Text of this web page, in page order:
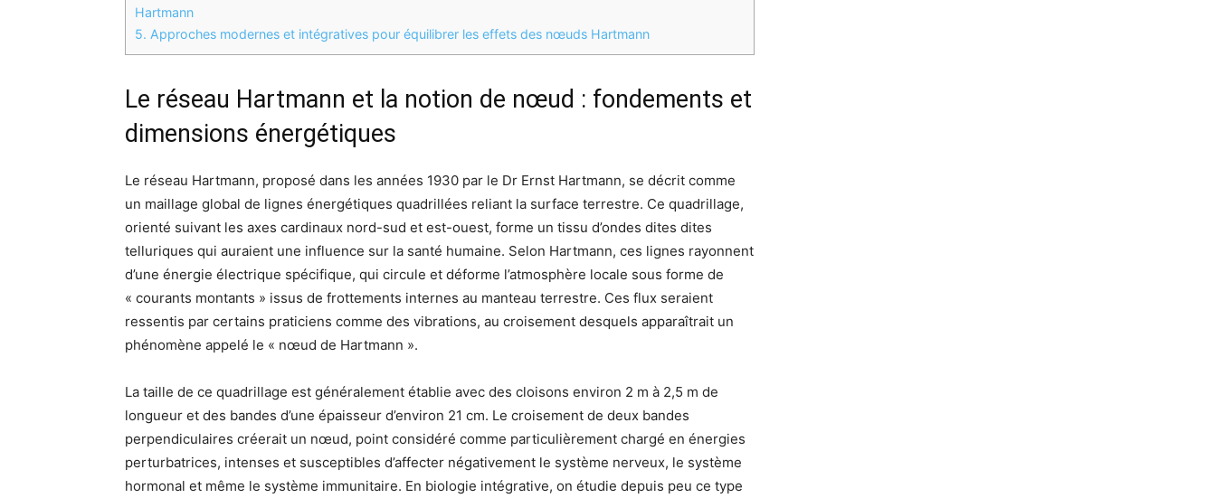
Hartmann
5. Approches modernes et intégratives pour équilibrer les effets des nœuds Hartmann
Le réseau Hartmann et la notion de nœud : fondements et
dimensions énergétiques
Le réseau Hartmann, proposé dans les années 1930 par le Dr Ernst Hartmann, se décrit comme
un maillage global de lignes énergétiques quadrillées reliant la surface terrestre. Ce quadrillage,
orienté suivant les axes cardinaux nord-sud et est-ouest, forme un tissu d’ondes dites dites
telluriques qui auraient une influence sur la santé humaine. Selon Hartmann, ces lignes rayonnent
d’une énergie électrique spécifique, qui circule et déforme l’atmosphère locale sous forme de
« courants montants » issus de frottements internes au manteau terrestre. Ces flux seraient
ressentis par certains praticiens comme des vibrations, au croisement desquels apparaîtrait un
phénomène appelé le « nœud de Hartmann ».
La taille de ce quadrillage est généralement établie avec des cloisons environ 2 m à 2,5 m de
longueur et des bandes d’une épaisseur d’environ 21 cm. Le croisement de deux bandes
perpendiculaires créerait un nœud, point considéré comme particulièrement chargé en énergies
perturbatrices, intenses et susceptibles d’affecter négativement le système nerveux, le système
hormonal et même le système immunitaire. En biologie intégrative, on étudie depuis peu ce type